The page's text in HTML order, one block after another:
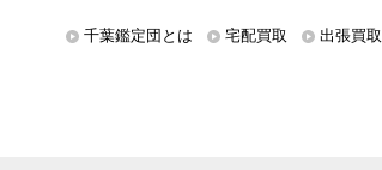
千葉鑑定団とは 宅配買取 出張買取